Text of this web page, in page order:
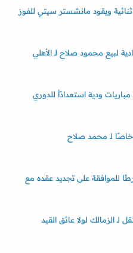
ويقود مانشستر سيتي للفوز
لبيع محمود صلاح لـ الأهلي
بالمواعيد.. الزمالك يخوض 3 مباريات ودية استعدادًأ للدوري
خاصًا لـ محمد صلاح
على تجديد عقده مع
لـ الزمالك لولا عائق القيد